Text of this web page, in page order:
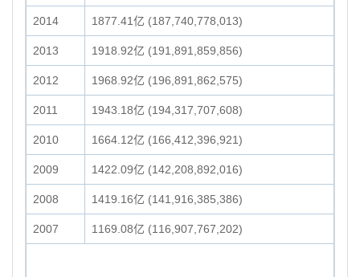
2014 1877.41亿 (187,740,778,013)
2013 1918.92亿 (191,891,859,856)
2012 1968.92亿 (196,891,862,575)
2011 1943.18亿 (194,317,707,608)
2010 1664.12亿 (166,412,396,921)
2009 1422.09亿 (142,208,892,016)
2008 1419.16亿 (141,916,385,386)
2007 1169.08亿 (116,907,767,202)